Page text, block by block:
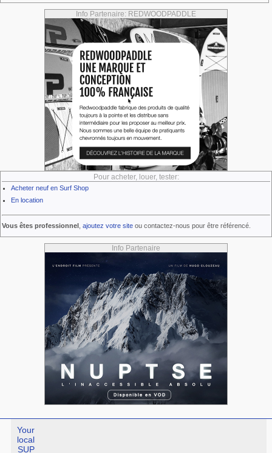
Info Partenaire: REDWOODPADDLE
Pour acheter, louer, tester:
Acheter neuf en Surf Shop
En location
Vous êtes professionnel ajoutez votre site ou contactez-nous pour être référencé.
Info Partenaire
Your
local
SUP